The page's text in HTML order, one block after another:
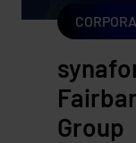
gesamte
Group